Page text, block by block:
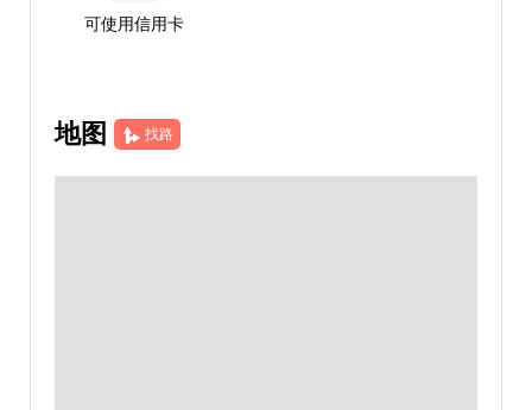
可使用信用卡
地图 找路